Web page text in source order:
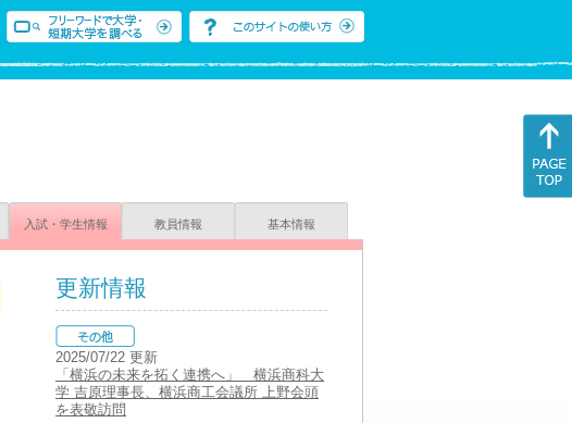
入試・学生情報 教員情報 基本情報
更新情報
2025/07/22 更新
「横浜の未来を拓く連携へ」 横浜商科大
学 吉原理事長、横浜商工会議所 上野会頭
を表敬訪問